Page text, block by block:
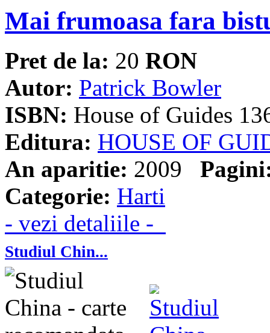
Mai frumoasa fara
Pret de la: 20 RON
Autor: Patrick Bowler
ISBN: House of Guides
Editura: HOUSE OF
An aparitie: 2009
Categorie: Harti
- vezi detaliile -
Studiul Chin...